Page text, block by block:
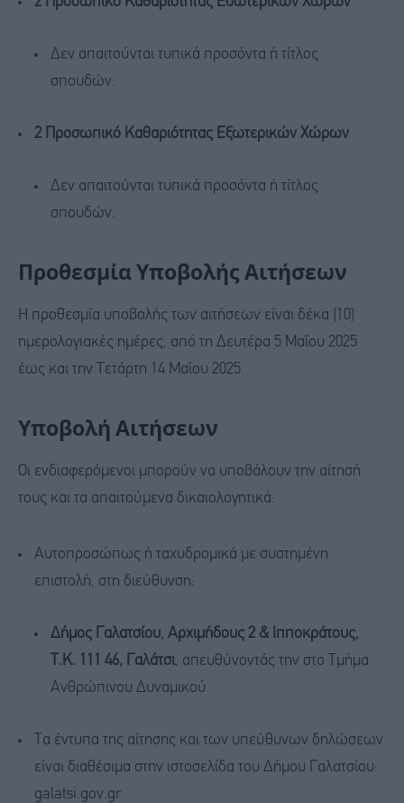
Δεν απαιτούνται τυπικά προσόντα ή τίτλος
σπουδών.
2 Προσωπικό Καθαριότητας Εξωτερικών Χώρων
Δεν απαιτούνται τυπικά προσόντα ή τίτλος
σπουδών.
Προθεσμία Υποβολής Αιτήσεων
Η προθεσμία υποβολής των αιτήσεων είναι δέκα (10)
ημερολογιακές ημέρες, από τη Δευτέρα 5 Μαΐου 2025
έως και την Τετάρτη 14 Μαΐου 2025.
Υποβολή Αιτήσεων
Οι ενδιαφερόμενοι μπορούν να υποβάλουν την αίτησή
τους και τα απαιτούμενα δικαιολογητικά:
Αυτοπροσώπως ή ταχυδρομικά με συστημένη
επιστολή, στη διεύθυνση:
Δήμος Γαλατσίου, Αρχιμήδους 2 & Ιπποκράτους,
Τ.Κ. 111 46, Γαλάτσι, απευθύνοντάς την στο Τμήμα
Ανθρώπινου Δυναμικού.
Τα έντυπα της αίτησης και των υπεύθυνων δηλώσεων
είναι διαθέσιμα στην ιστοσελίδα του Δήμου Γαλατσίου:
galatsi.gov.gr